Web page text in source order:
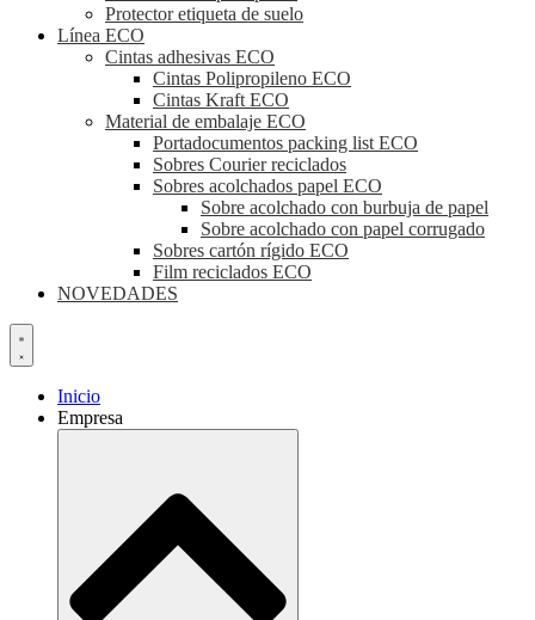
Protector etiqueta de suelo
Línea ECO
Cintas adhesivas ECO
Cintas Polipropileno ECO
Cintas Kraft ECO
Material de embalaje ECO
Portadocumentos packing list ECO
Sobres Courier reciclados
Sobres acolchados papel ECO
Sobre acolchado con burbuja de papel
Sobre acolchado con papel corrugado
Sobres cartón rígido ECO
Film reciclados ECO
NOVEDADES
Inicio
Empresa